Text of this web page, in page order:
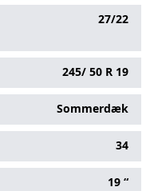
27/22
245/ 50 R 19
Sommerdæk
34
19 “